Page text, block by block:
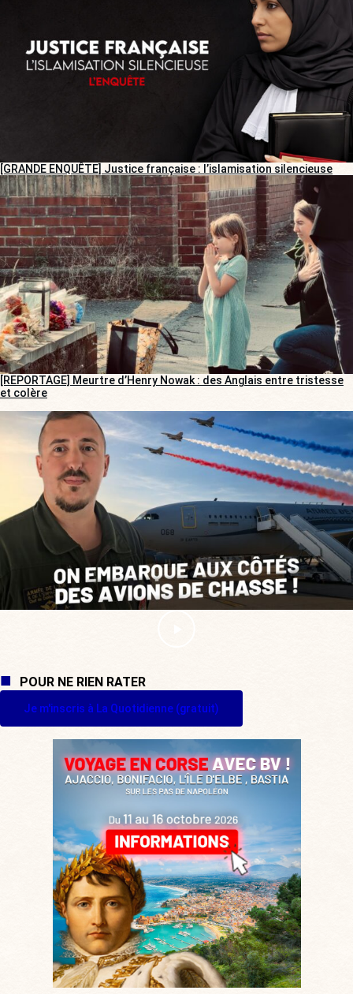
[GRANDE ENQUÊTE] Justice française : l’islamisation silencieuse
[REPORTAGE] Meurtre d’Henry Nowak : des Anglais entre tristesse
et colère
POUR NE RIEN RATER
Je m'inscris à La Quotidienne (gratuit)